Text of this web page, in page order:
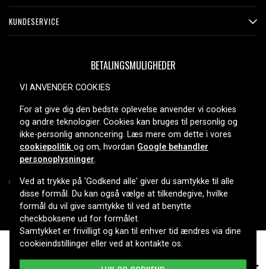
Nec Versa M400, 3.0V, 200 mAh 34 kr.
KUNDESERVICE
BETALINGSMULIGHEDER
LEVERINGSMULIGHEDER
Copyright © 2026, Spares Nordic AB
VI ANVENDER COOKIES
For at give dig den bedste oplevelse anvender vi cookies
og andre teknologier. Cookies kan bruges til personlig og
ikke-personlig annoncering. Læs mere om dette i vores
cookiepolitik og om, hvordan Google behandler
personoplysninger.
Ved at trykke på 'Godkend alle' giver du samtykke til alle
disse formål. Du kan også vælge at tilkendegive, hvilke
formål du vil give samtykke til ved at benytte
checkboksene ud for formålet.
Samtykket er frivilligt og kan til enhver tid ændres via dine
cookieindstillinger eller ved at kontakte os.